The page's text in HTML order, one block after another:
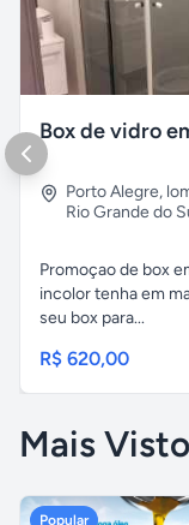
Porto Alegre,
Rio Grande do
Promoçao de box
incolor tenha em
seu box para...
R$ 620,00
Mais
Popular